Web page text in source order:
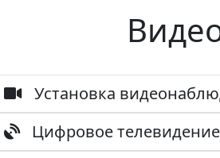
Установка
Цифровое телевидение